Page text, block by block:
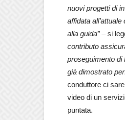
nuovi progetti di
affidata
alla guida” –si
contributo
proseguimento di
già dimostrato
conduttore ci
video di un
puntata.